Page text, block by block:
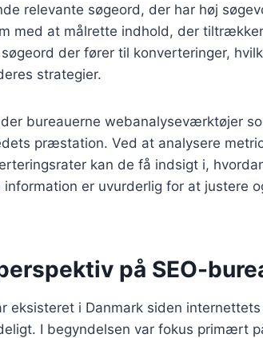
relevante søgeord, der har høj
med at målrette indhold, der
der fører til konverteringer,
strategier.
bureauerne webanalyseværktøjer
præstation. Ved at analysere
kan de få indsigt i,
information er uvurderlig for at justere
på SEO-
eksisteret i Danmark siden
I begyndelsen var fokus primært